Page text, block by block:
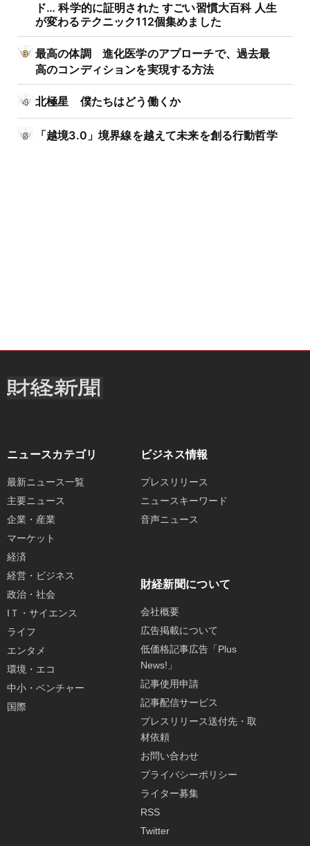
ド… 科学的に証明された すごい習慣大百科 人生
が変わるテクニック112個集めました
最高の体調 進化医学のアプローチで、過去最
高のコンディションを実現する方法
北極星 僕たちはどう働くか
「越境3.0」境界線を越えて未来を創る行動哲学
ニュースカテゴリ
最新ニュース一覧
主要ニュース
企業・産業
マーケット
経済
経営・ビジネス
政治・社会
IＴ・サイエンス
ライフ
エンタメ
環境・エコ
中小・ベンチャー
国際
ビジネス情報
プレスリリース
ニュースキーワード
音声ニュース
財経新聞について
会社概要
広告掲載について
低価格記事広告「Plus
News!」
記事使用申請
記事配信サービス
プレスリリース送付先・取
材依頼
お問い合わせ
プライバシーポリシー
ライター募集
RSS
Twitter